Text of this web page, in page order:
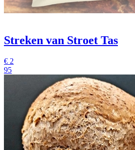
Streken van Stroet Tas
€ 2
95